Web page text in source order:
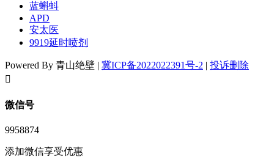
蓝蝌蚪
APD
安太医
9919延时喷剂
Powered By 青山绝壁 | 冀ICP备2022022391号-2 | 投诉删除
󦘖
微信号
9958874
添加微信享受优惠